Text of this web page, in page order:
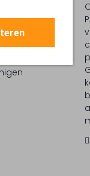
110 °C